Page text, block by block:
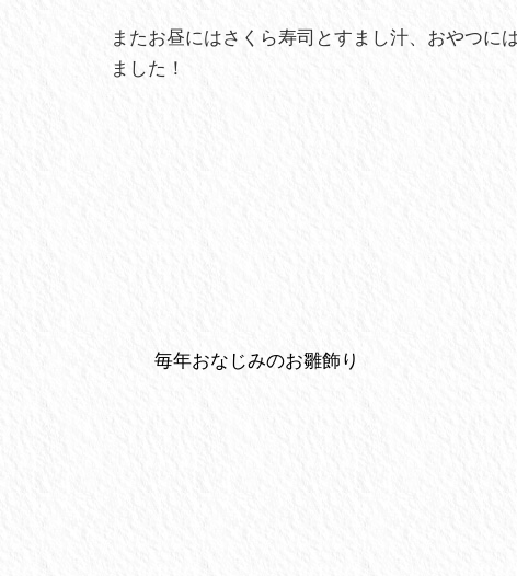
またお昼にはさくら寿司とすまし汁、おやつに
ました！
毎年おなじみのお雛飾り